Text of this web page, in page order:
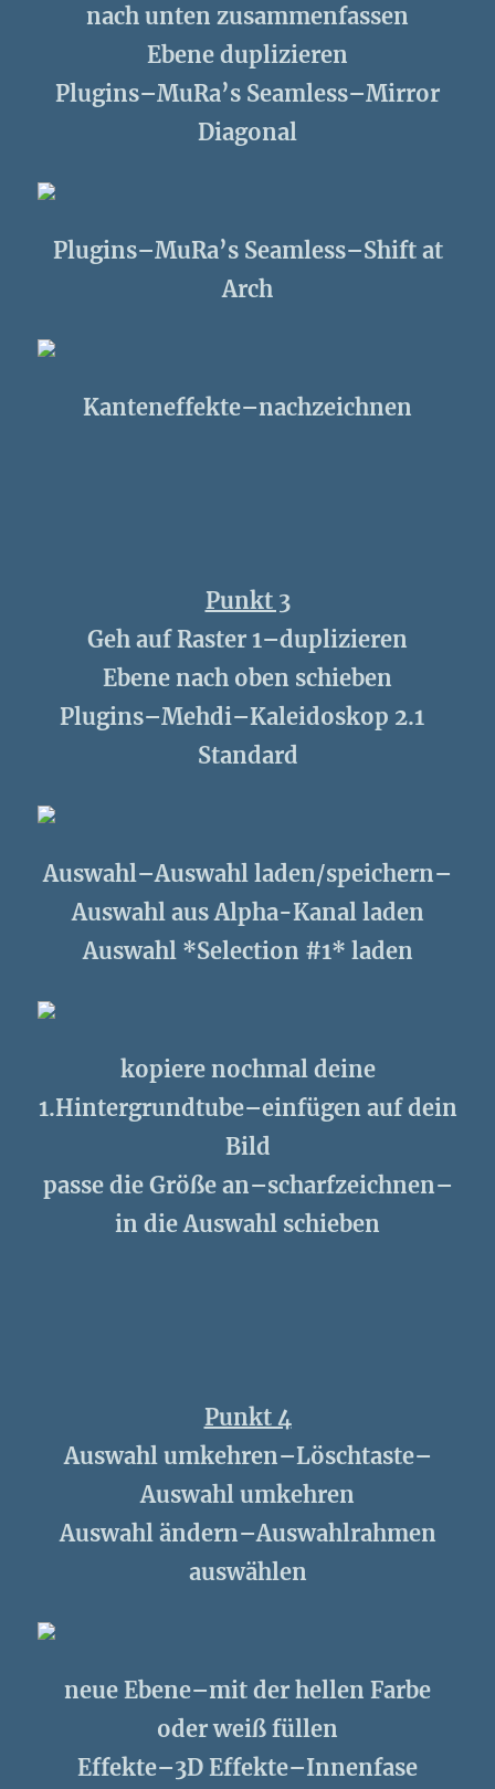
nach unten zusammenfassen
Ebene duplizieren
Plugins–MuRa’s Seamless–Mirror
Diagonal
Plugins–MuRa’s Seamless–Shift at
Arch
Kanteneffekte–nachzeichnen
Punkt 3
Geh auf Raster 1–duplizieren
Ebene nach oben schieben
Plugins–Mehdi–Kaleidoskop 2.1
Standard
Auswahl–Auswahl laden/speichern–
Auswahl aus Alpha-Kanal laden
Auswahl *Selection #1* laden
kopiere nochmal deine
1.Hintergrundtube–einfügen auf dein
Bild
passe die Größe an–scharfzeichnen–
in die Auswahl schieben
Punkt 4
Auswahl umkehren–Löschtaste–
Auswahl umkehren
Auswahl ändern–Auswahlrahmen
auswählen
neue Ebene–mit der hellen Farbe
oder weiß füllen
Effekte–3D Effekte–Innenfase